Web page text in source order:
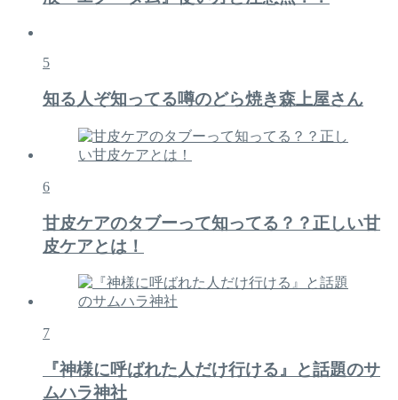
5
知る人ぞ知ってる噂のどら焼き森上屋さん
6
甘皮ケアのタブーって知ってる？？正しい甘
皮ケアとは！
7
『神様に呼ばれた人だけ行ける』と話題のサ
ムハラ神社